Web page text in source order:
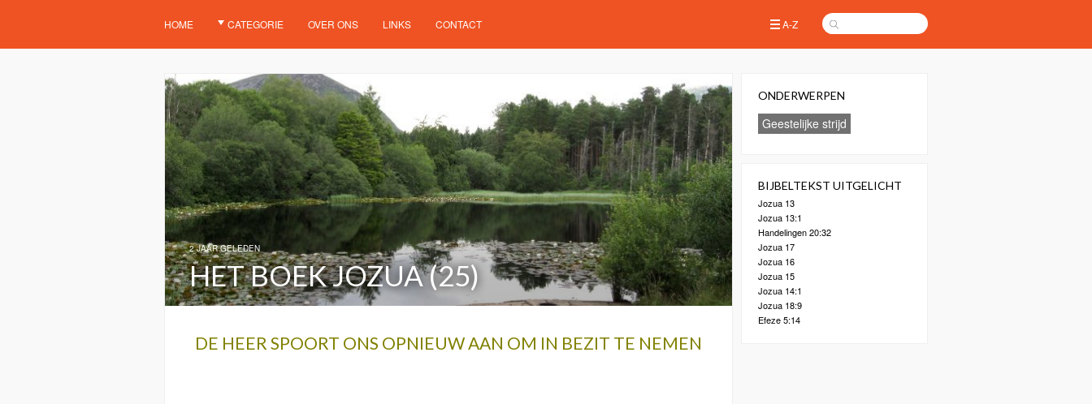
HOME CATEGORIE OVER ONS LINKS CONTACT A-Z
2 JAAR GELEDEN
HET BOEK JOZUA (25)
DE HEER SPOORT ONS OPNIEUW AAN OM IN BEZIT TE NEMEN
ONDERWERPEN
Geestelijke strijd
BIJBELTEKST UITGELICHT
Jozua 13
Jozua 13:1
Handelingen 20:32
Jozua 17
Jozua 16
Jozua 15
Jozua 14:1
Jozua 18:9
Efeze 5:14